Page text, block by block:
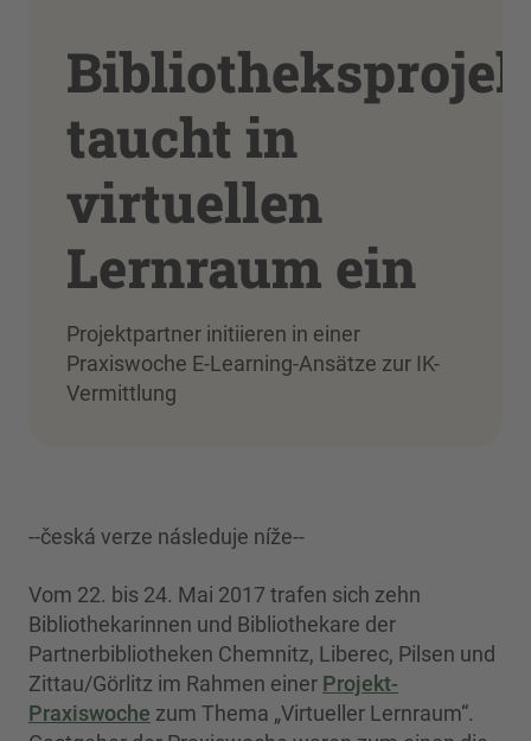
taucht in
virtuellen
Lernraum ein
Projektpartner initiieren in einer
Praxiswoche E-Learning-Ansätze zur IK-
Vermittlung
--česká verze následuje níže--
Vom 22. bis 24. Mai 2017 trafen sich zehn
Bibliothekarinnen und Bibliothekare der
Partnerbibliotheken Chemnitz, Liberec, Pilsen und
Zittau/Görlitz im Rahmen einer Projekt-
Praxiswoche zum Thema „Virtueller Lernraum“.